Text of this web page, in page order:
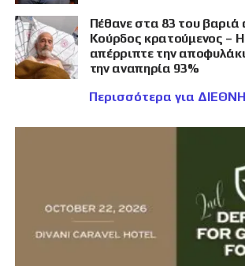
Πέθανε στα 83 του
Κούρδος κρατούμενος –
απέρριπτε την
την αναπηρία 93%
Περισσότερα για ΔΙΕΘΝΗ